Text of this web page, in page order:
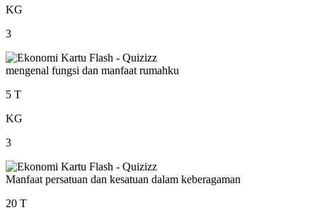
KG
3
mengenal fungsi dan manfaat rumahku
5 T
KG
3
Manfaat persatuan dan kesatuan dalam keberagaman
20 T